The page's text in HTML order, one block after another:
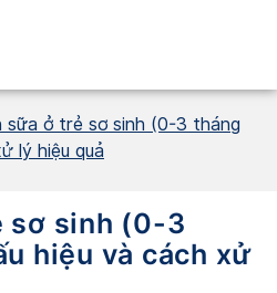
sữa ở trẻ sơ sinh (0-3 tháng
lý hiệu quả
sơ sinh (0-3
hiệu và cách xử